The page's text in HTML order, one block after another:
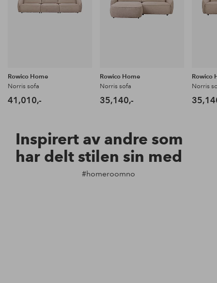
Rowico Home
Norris sofa
41,010,-
Rowico Home
Norris sofa
35,140,-
Rowico
Norris
Inspirert av andre som
har delt stilen sin med
#homeroomno